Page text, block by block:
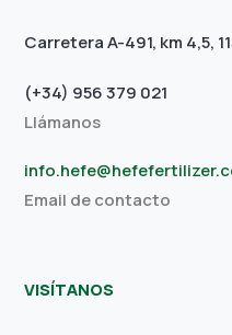
Carretera A-491, km 4,5,
(+34) 956 379 021
Llámanos
Email de contacto
VISÍTANOS